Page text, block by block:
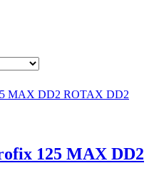
125 MAX DD2